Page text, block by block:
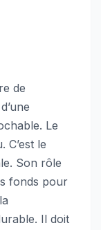
de
Le
C’est le
Son rôle
fonds pour
Il doit